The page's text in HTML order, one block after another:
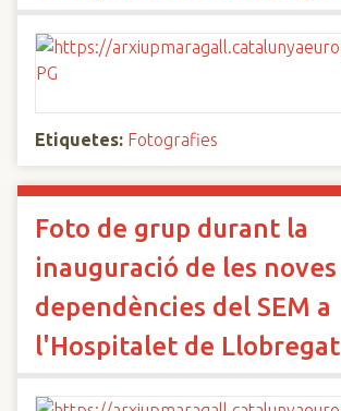
Etiquetes: Fotografies
Foto de grup durant la
inauguració de les noves
dependències del SEM a
l'Hospitalet de Llobregat